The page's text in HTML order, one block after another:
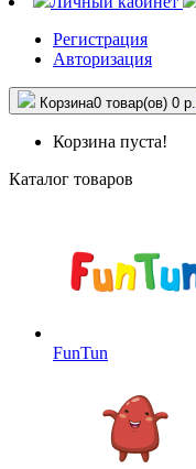
Регистрация
Авторизация
Корзина0 товар(ов) 0 р.
Корзина пуста!
Каталог товаров
FunTun